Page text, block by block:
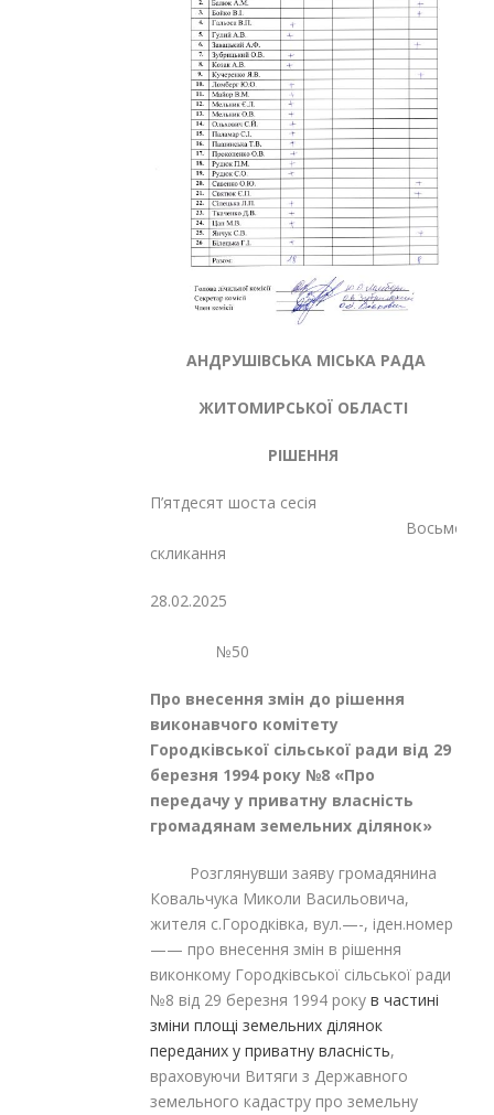
АНДРУШІВСЬКА МІСЬКА РАДА
ЖИТОМИРСЬКОЇ ОБЛАСТІ
РІШЕННЯ
П’ятдесят шоста сесія
Восьмого
скликання
28.02.2025
№50
Про внесення змін до рішення
виконавчого комітету
Городківської сільської ради від 29
березня 1994 року №8 «Про
передачу у приватну власність
громадянам земельних ділянок»
Розглянувши заяву громадянина
Ковальчука Миколи Васильовича,
жителя с.Городківка, вул.—-, іден.номер
—— про внесення змін в рішення
виконкому Городківської сільської ради
№8 від 29 березня 1994 року в частині
зміни площі земельних ділянок
переданих у приватну власність,
враховуючи Витяги з Державного
земельного кадастру про земельну